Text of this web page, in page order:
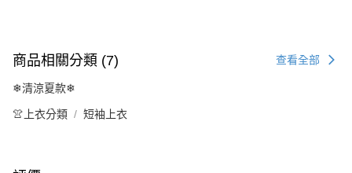
商品相關分類 (7) 查看全部
❄清涼夏款❄
👚上衣分類 短袖上衣